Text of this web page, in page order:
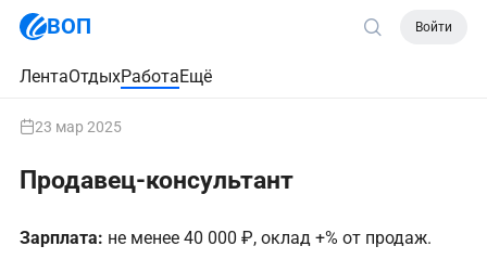
ВОП Войти
ЛентаОтдыхРаботаЕщё
23 мар 2025
Продавец-консультант
Зарплата: не менее 40 000 ₽, оклад +% от продаж.